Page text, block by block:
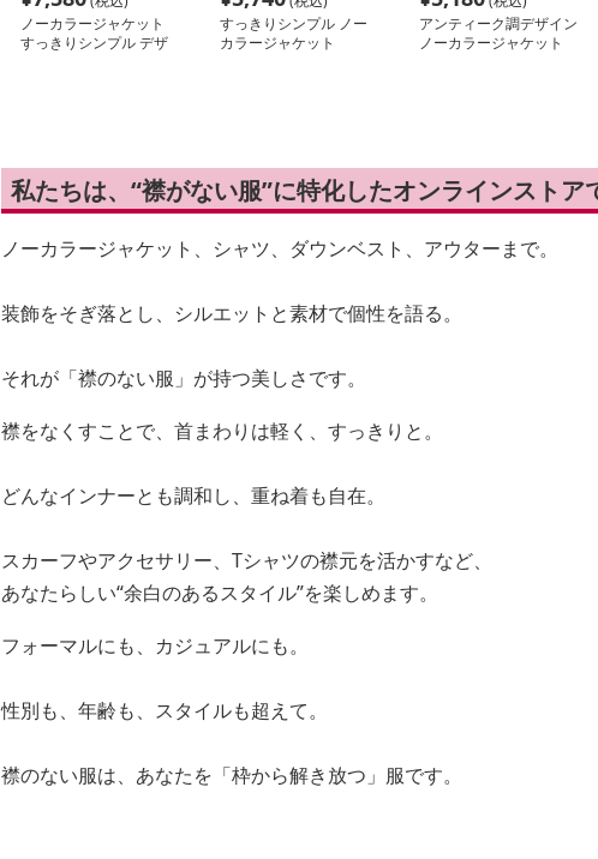
ノーカラージャケット
すっきりシンプル デザ
すっきりシンプル ノー
カラージャケット
アンティーク調デザイン
ノーカラージャケット
私たちは、“襟がない服”に特化したオンラインストア
ノーカラージャケット、シャツ、ダウンベスト、アウターまで。
装飾をそぎ落とし、シルエットと素材で個性を語る。
それが「襟のない服」が持つ美しさです。
襟をなくすことで、首まわりは軽く、すっきりと。
どんなインナーとも調和し、重ね着も自在。
スカーフやアクセサリー、Tシャツの襟元を活かすなど、
あなたらしい“余白のあるスタイル”を楽しめます。
フォーマルにも、カジュアルにも。
性別も、年齢も、スタイルも超えて。
襟のない服は、あなたを「枠から解き放つ」服です。